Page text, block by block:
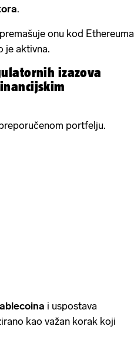
.
onu kod Ethereuma
je aktivna.
izazova
portfelju.
i uspostava
kao važan korak koji